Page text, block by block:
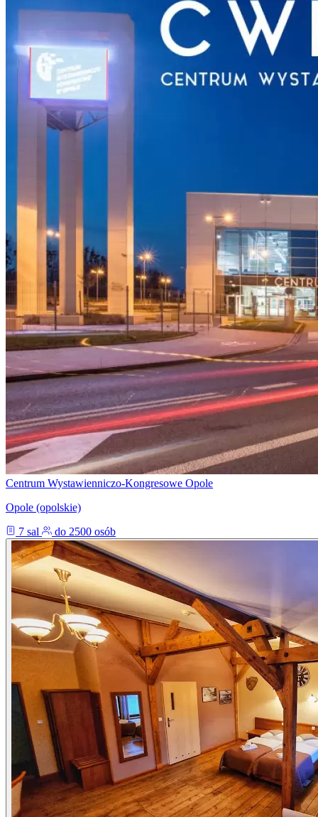
Centrum Wystawienniczo-Kongresowe Opole
Opole (opolskie)
7 sal
do 2500 osób